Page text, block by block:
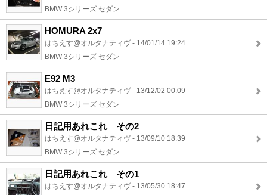
BMW 3シリーズ セダン
HOMURA 2x7
はちえす@オルタナティヴ - 14/01/14 19:24
BMW 3シリーズ セダン
E92 M3
はちえす@オルタナティヴ - 13/12/02 00:09
BMW 3シリーズ セダン
日記用あれこれ その2
はちえす@オルタナティヴ - 13/09/10 18:39
BMW 3シリーズ セダン
日記用あれこれ その1
はちえす@オルタナティヴ - 13/05/30 18:47